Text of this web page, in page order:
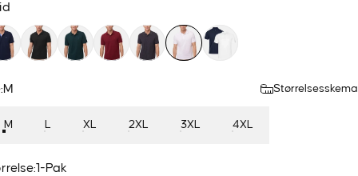
M Størrelsesskema
M L XL 2XL 3XL 4XL
1-Pak